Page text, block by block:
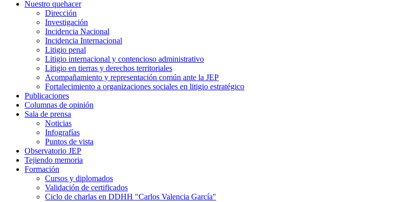
Nuestro quehacer
Dirección
Investigación
Incidencia Nacional
Incidencia Internacional
Litigio penal
Litigio internacional y contencioso administrativo
Litigio en tierras y derechos territoriales
Acompañamiento y representación común ante la JEP
Fortalecimiento a organizaciones sociales en litigio estratégico
Publicaciones
Columnas de opinión
Sala de prensa
Noticias
Infografías
Puntos de vista
Observatorio JEP
Tejiendo memoria
Formación
Cursos y diplomados
Validación de certificados
Ciclo de charlas en DDHH "Carlos Valencia García"